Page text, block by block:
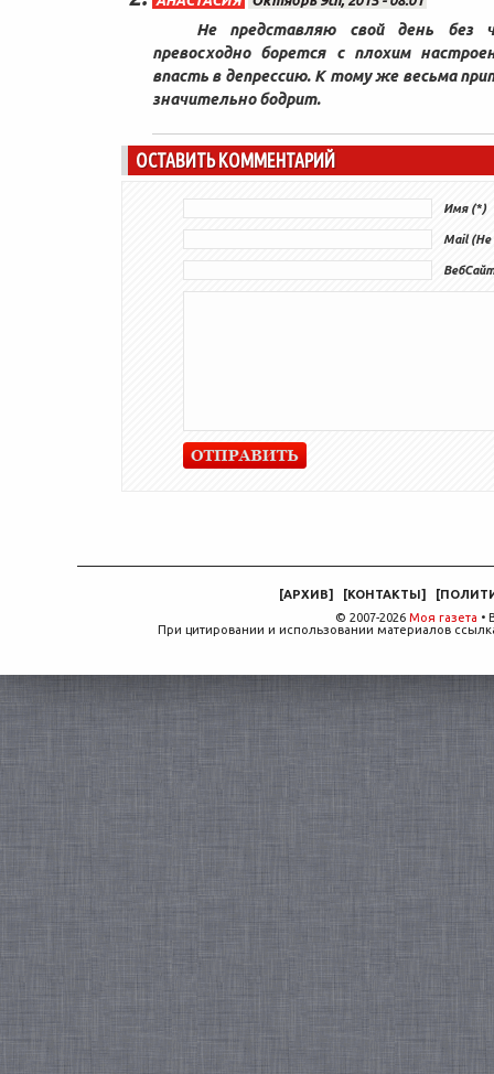
Не представляю свой день без
превосходно борется с плохим
впасть в депрессию. К тому же весьма
значительно бодрит.
ОСТАВИТЬ КОММЕНТАРИЙ
Имя (*)
Mail (Не
ВебСайт
[АРХИВ] [КОНТАКТЫ] [
© 2007-2026 Моя газета •
При цитировании и использовании материалов